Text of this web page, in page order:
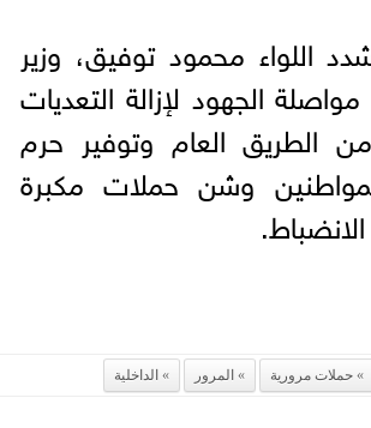
اللواء محمود توفيق، وزير
مواصلة الجهود لإزالة التعديات
الطريق العام وتوفير حرم
وشن حملات مكبرة
حملات مرورية المرور الداخلية